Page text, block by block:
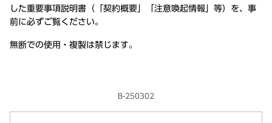
した重要事項説明書（「契約概要」「注意喚起情報」等）を、事
前に必ずご覧ください。
無断での使用・複製は禁じます。
B-250302